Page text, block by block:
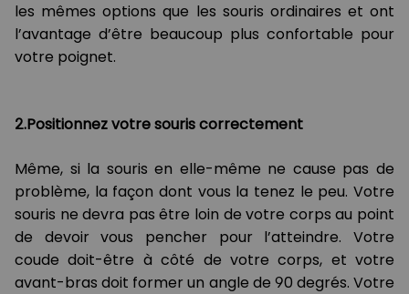
les mêmes options que les souris ordinaires et ont
l’avantage d’être beaucoup plus confortable pour
votre poignet.
2.Positionnez votre souris correctement
Même, si la souris en elle-même ne cause pas de
problème, la façon dont vous la tenez le peu. Votre
souris ne devra pas être loin de votre corps au point
de devoir vous pencher pour l’atteindre. Votre
coude doit-être à côté de votre corps, et votre
avant-bras doit former un angle de 90 degrés. Votre